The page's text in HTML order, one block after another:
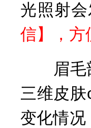
光照射
信】，方
眉毛部
三维皮
变化情况